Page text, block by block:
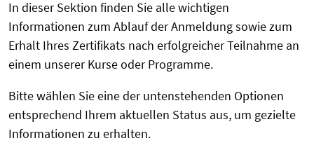
In dieser Sektion finden Sie alle wichtigen
Informationen zum Ablauf der Anmeldung sowie zum
Erhalt Ihres Zertifikats nach erfolgreicher Teilnahme an
einem unserer Kurse oder Programme.
Bitte wählen Sie eine der untenstehenden Optionen
entsprechend Ihrem aktuellen Status aus, um gezielte
Informationen zu erhalten.